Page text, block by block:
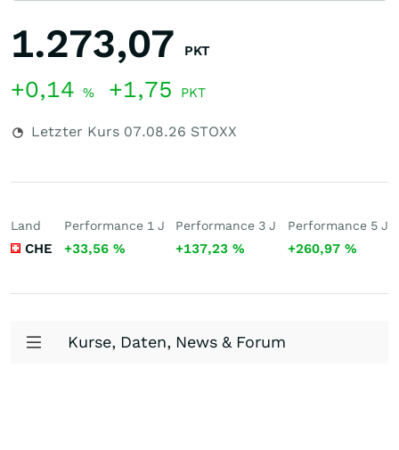
1.273,07 PKT
+0,14 % +1,75 PKT
Letzter Kurs 07.08.26 STOXX
Land
CHE
Performance 1 J
+33,56 %
Performance 3 J
+137,23%
Performance 5 J
+260,97 %
Kurse, Daten, News & Forum